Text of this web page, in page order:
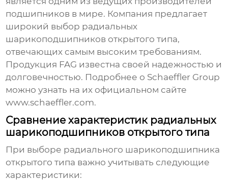
подшипников в мире. Компания предлагает
широкий выбор радиальных
шарикоподшипников открытого типа,
отвечающих самым высоким требованиям.
Продукция FAG известна своей надежностью и
долговечностью. Подробнее о Schaeffler Group
можно узнать на их официальном сайте
www.schaeffler.com.
Сравнение характеристик радиальных
шарикоподшипников открытого типа
При выборе радиального шарикоподшипника
открытого типа важно учитывать следующие
характеристики: